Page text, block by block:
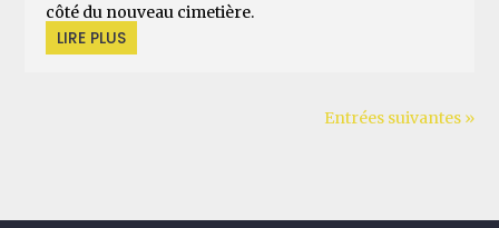
côté du nouveau cimetière.
LIRE PLUS
Entrées suivantes »